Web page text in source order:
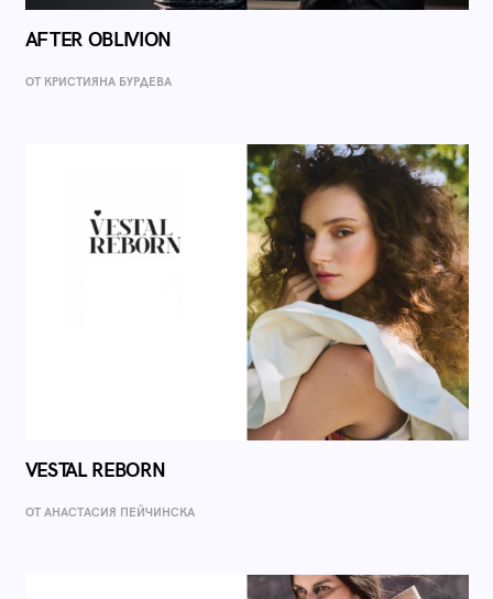
AFTER OBLIVION
ОТ КРИСТИЯНА БУРДЕВА
VESTAL REBORN
ОТ AНАСТАСИЯ ПЕЙЧИНСКА